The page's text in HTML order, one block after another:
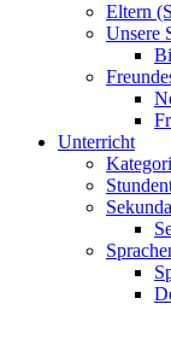
Eltern
Unsere
Unterricht